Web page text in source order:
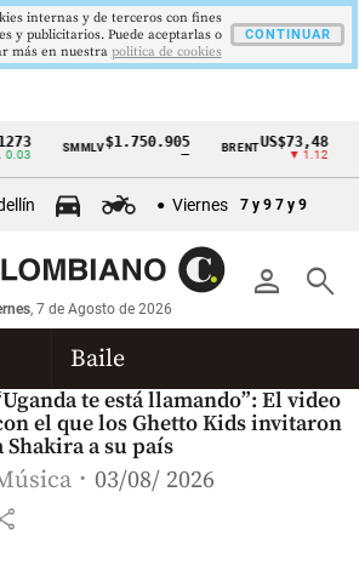
SMMLV $1.750.905 BRENTUS$73,48
▼ 1.12
Viernes 7 y 9 7 y 9
person search
, 7 de Agosto de 2026
Baile
te está llamando”: El video
el que los Ghetto Kids invitaron
Shakira a su país
03/08/ 2026
internas y de terceros con fines
y publicitarios. Puede aceptarlas o
más en nuestra politica de cookies
CONTINUAR